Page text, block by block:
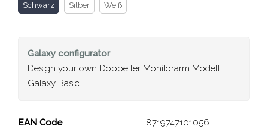
Schwarz Silber Weiß
Galaxy configurator
Design your own Doppelter Monitorarm Modell
Galaxy Basic
Doppelter Monitorarm
EAN Code
8719747101056